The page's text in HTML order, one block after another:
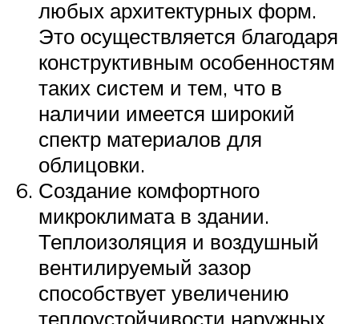
любых архитектурных форм.
Это осуществляется благодаря
конструктивным особенностям
таких систем и тем, что в
наличии имеется широкий
спектр материалов для
облицовки.
Создание комфортного
микроклимата в здании.
Теплоизоляция и воздушный
вентилируемый зазор
способствует увеличению
теплоустойчивости наружных